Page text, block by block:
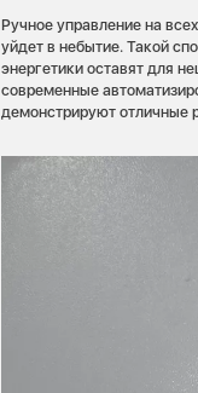
Ручное управление на
уйдет в небытие. Такой
энергетики оставят для
современные
демонстрируют отличные